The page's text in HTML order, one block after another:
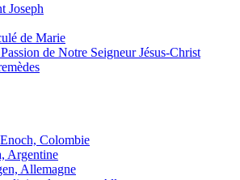
Joseph
de Marie
de Notre Seigneur Jésus-Christ
Enoch, Colombie
Argentine
Allemagne